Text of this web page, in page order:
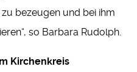
bezeugen und bei ihm
so Barbara Rudolph.
Kirchenkreis